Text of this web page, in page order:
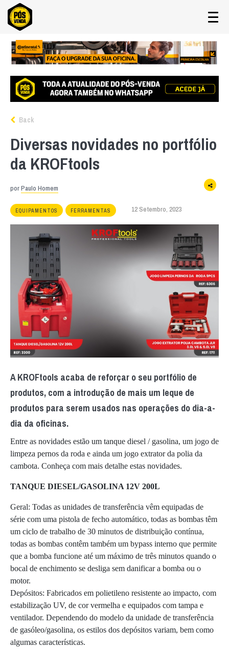
Back
Diversas novidades no portfólio
da KROFtools
porPaulo Homem
EQUIPAMENTOS FERRAMENTAS 12 Setembro, 2023
A KROFtools acaba de reforçar o seu portfólio de
produtos, com a introdução de mais um leque de
produtos para serem usados nas operações do dia-a-
dia da oficinas.
Entre as novidades estão um tanque diesel / gasolina, um jogo de
limpeza pernos da roda e ainda um jogo extrator da polia da
cambota. Conheça com mais detalhe estas novidades.
TANQUE DIESEL/GASOLINA 12V 200L
Geral: Todas as unidades de transferência vêm equipadas de
série com uma pistola de fecho automático, todas as bombas têm
um ciclo de trabalho de 30 minutos de distribuição contínua,
todas as bombas contêm também um bypass interno que permite
que a bomba funcione até um máximo de três minutos quando o
bocal de enchimento se desliga sem danificar a bomba ou o
motor.
Depósitos: Fabricados em polietileno resistente ao impacto, com
estabilização UV, de cor vermelha e equipados com tampa e
ventilador. Dependendo do modelo da unidade de transferência
de gasóleo/gasolina, os estilos dos depósitos variam, bem como
algumas características.